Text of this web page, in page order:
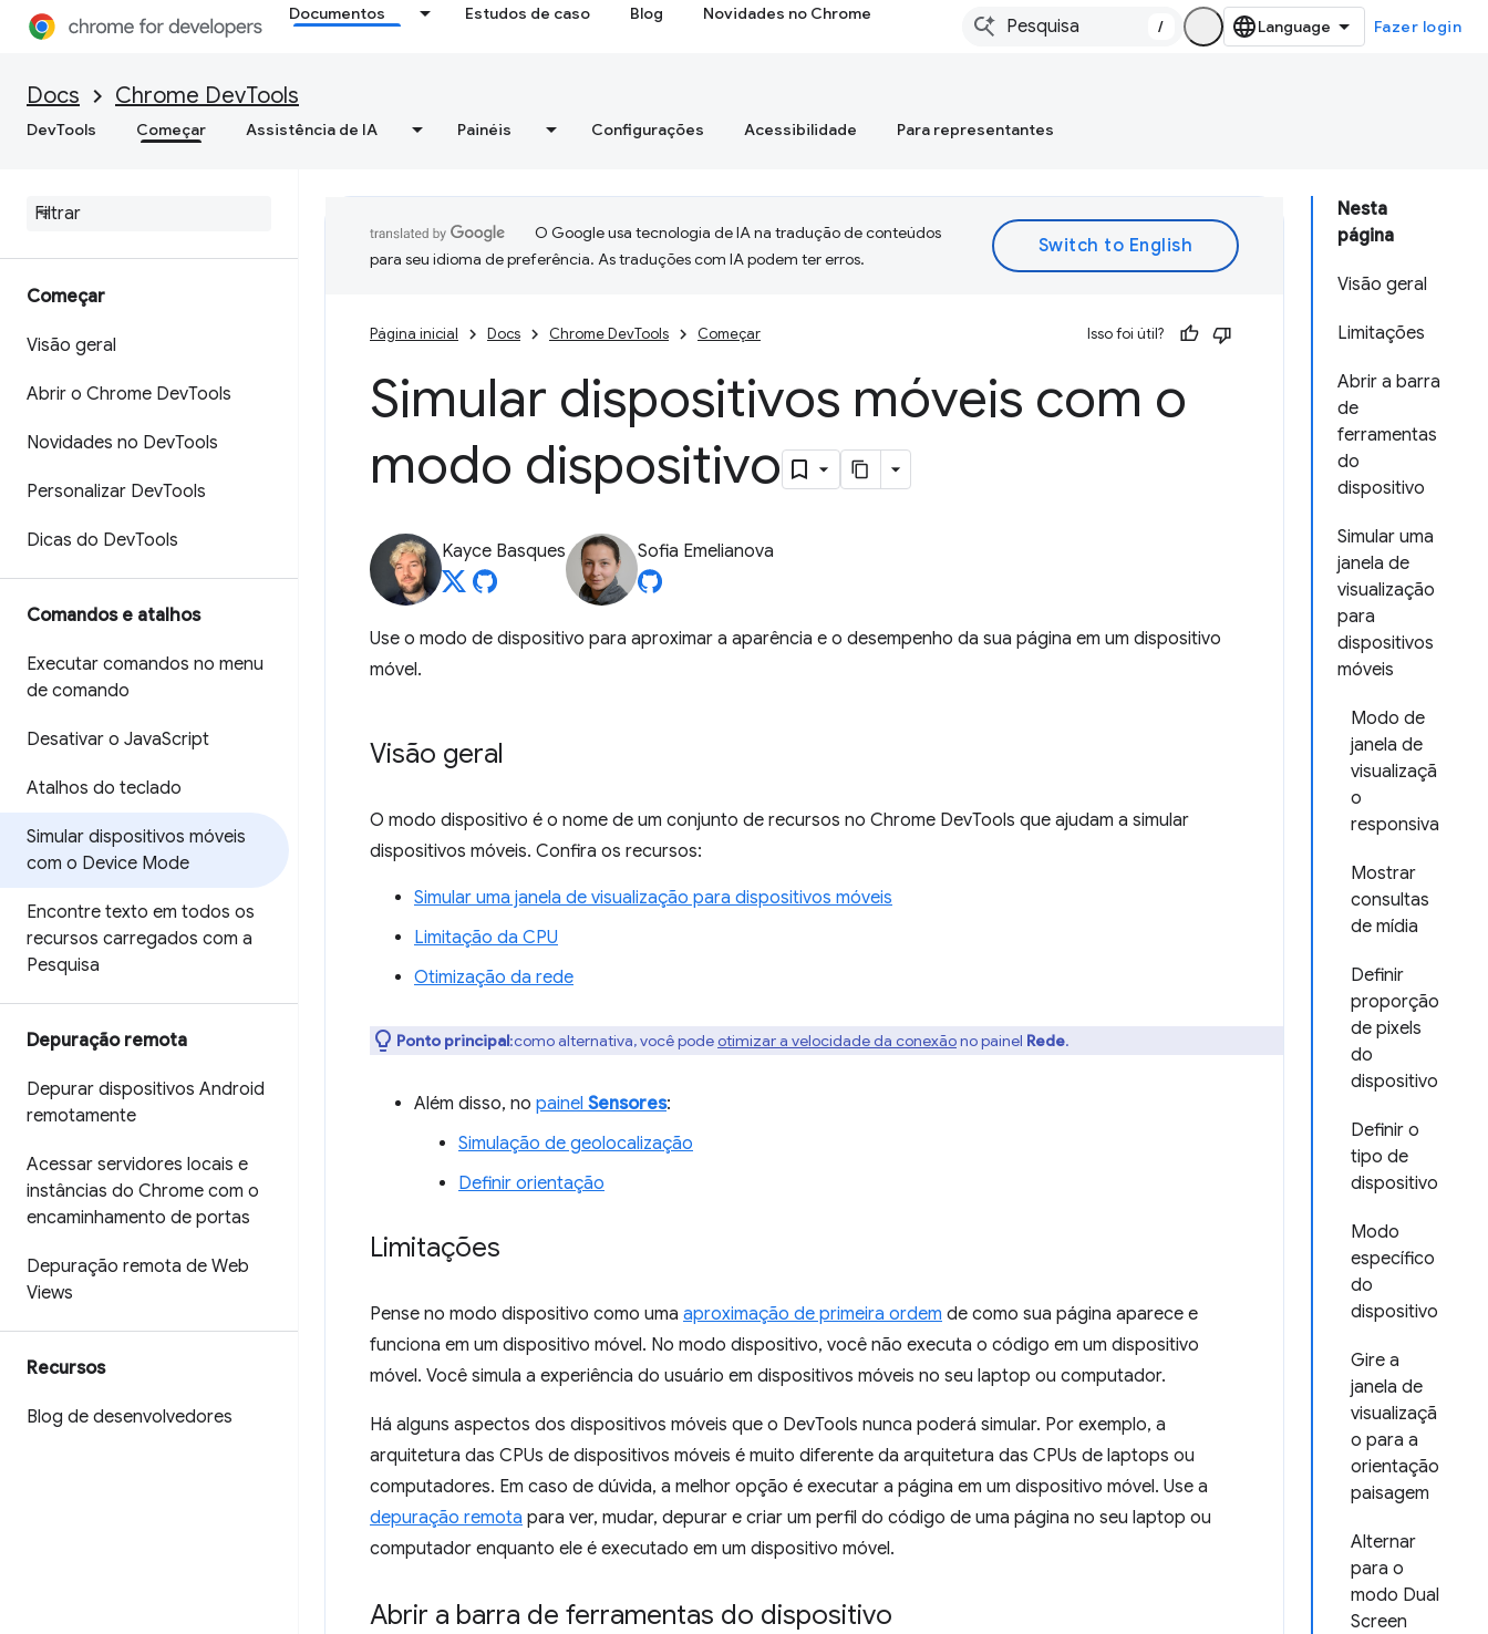
Documentos Estudos de caso Blog Novidades no Chrome
/ Fazer login
Docs Chrome DevTools
DevTools Começar Assistência de IA Painéis Configurações Acessibilidade Para representantes
Começar
Visão geral
Abrir o Chrome DevTools
Novidades no DevTools
Personalizar DevTools
Dicas do DevTools
Comandos e atalhos
Executar comandos no menu
de comando
Desativar o JavaScript
Atalhos do teclado
Simular dispositivos móveis
com o Device Mode
Encontre texto em todos os
recursos carregados com a
Pesquisa
Depuração remota
Depurar dispositivos Android
remotamente
Acessar servidores locais e
instâncias do Chrome com o
encaminhamento de portas
Depuração remota de Web
Views
Recursos
Blog de desenvolvedores
Nesta
página
Visão geral
Limitações
Abrir a barra
de
ferramentas
do
dispositivo
Simular uma
janela de
visualização
para
dispositivos
móveis
Modo de
janela de
visualizaçã
o
responsiva
Mostrar
consultas
de mídia
Definir
proporção
de pixels
do
dispositivo
Definir o
tipo de
dispositivo
Modo
específico
do
dispositivo
Gire a
janela de
visualizaçã
o para a
orientação
paisagem
Alternar
para o
modo Dual
Screen
O Google usa tecnologia de IA na tradução de conteúdos
para seu idioma de preferência. As traduções com IA podem ter erros.
Página inicial Docs Chrome DevTools Começar Isso foi útil?
Simular dispositivos móveis com o
modo dispositivo
Kayce Basques Sofia Emelianova
Use o modo de dispositivo para aproximar a aparência e o desempenho da sua página em um dispositivo
móvel.
Visão geral
O modo dispositivo é o nome de um conjunto de recursos no Chrome DevTools que ajudam a simular
dispositivos móveis. Confira os recursos:
Simular uma janela de visualização para dispositivos móveis
Limitação da CPU
Otimização da rede
Ponto principal:como alternativa, você podeotimizar a velocidade da conexãono painel Rede.
Além disso, no painel Sensores:
Simulação de geolocalização
Definir orientação
Limitações
Pense no modo dispositivo como uma aproximação de primeira ordem de como sua página aparece e
funciona em um dispositivo móvel. No modo dispositivo, você não executa o código em um dispositivo
móvel. Você simula a experiência do usuário em dispositivos móveis no seu laptop ou computador.
Há alguns aspectos dos dispositivos móveis que o DevTools nunca poderá simular. Por exemplo, a
arquitetura das CPUs de dispositivos móveis é muito diferente da arquitetura das CPUs de laptops ou
computadores. Em caso de dúvida, a melhor opção é executar a página em um dispositivo móvel. Use a
depuração remota para ver, mudar, depurar e criar um perfil do código de uma página no seu laptop ou
computador enquanto ele é executado em um dispositivo móvel.
Abrir a barra de ferramentas do dispositivo